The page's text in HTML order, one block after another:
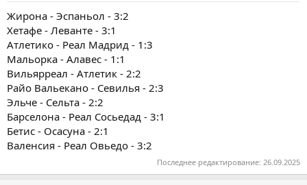
Жирона - Эспаньол - 3:2
Хетафе - Леванте - 3:1
Атлетико - Реал Мадрид - 1:3
Мальорка - Алавес - 1:1
Вильярреал - Атлетик - 2:2
Райо Вальекано - Севилья - 2:3
Эльче - Сельта - 2:2
Барселона - Реал Сосьедад - 3:1
Бетис - Осасуна - 2:1
Валенсия - Реал Овьедо - 3:2
Последнее редактирование: 26.09.2025